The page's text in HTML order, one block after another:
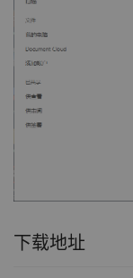
下载地址